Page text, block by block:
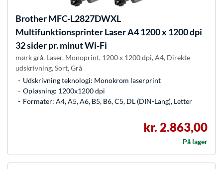
BrotherMFC-L2827DWXL
Multifunktionsprinter Laser A4 1200 x 1200 dpi
32 sider pr. minut Wi-Fi
mørk grå, Laser, Monoprint, 1200 x 1200 dpi, A4, Direkte
udskrivning, Sort, Grå
Udskrivning teknologi: Monokrom laserprint
Opløsning: 1200x1200 dpi
Formater: A4, A5, A6, B5, B6, C5, DL (DIN-Lang), Letter
kr. 2.863,00
På lager